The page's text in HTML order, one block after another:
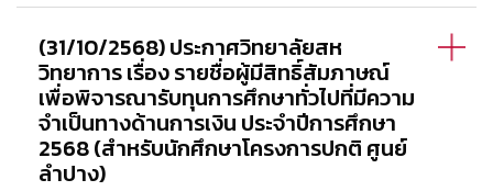
(31/10/2568) ประกาศวิทยาลัยสห
วิทยาการ เรื่อง รายชื่อผู้มีสิทธิ์สัมภาษณ์
เพื่อพิจารณารับทุนการศึกษาทั่วไปที่มีความ
จำเป็นทางด้านการเงิน ประจำปีการศึกษา
2568 (สำหรับนักศึกษาโครงการปกติ ศูนย์
ลำปาง)